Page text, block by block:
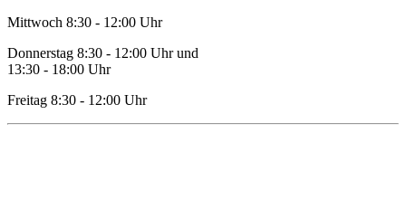
Mittwoch 8:30 - 12:00 Uhr
Donnerstag 8:30 - 12:00 Uhr und
13:30 - 18:00 Uhr
Freitag 8:30 - 12:00 Uhr